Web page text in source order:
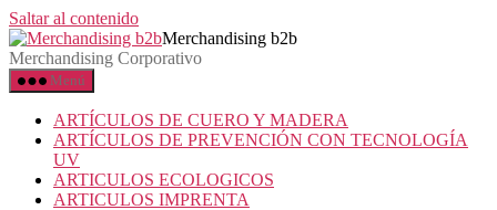
Saltar al contenido
Merchandising b2b
Merchandising Corporativo
Menú
ARTÍCULOS DE CUERO Y MADERA
ARTÍCULOS DE PREVENCIÓN CON TECNOLOGÍA
UV
ARTICULOS ECOLOGICOS
ARTICULOS IMPRENTA